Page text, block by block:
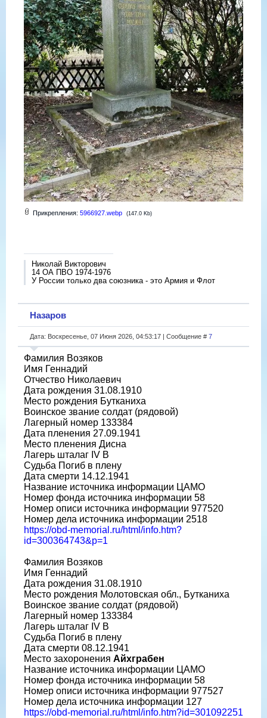
Прикрепления: 5966927.webp (147.0 Kb)
Николай Викторович
14 ОА ПВО 1974-1976
У России только два союзника - это Армия и Флот
Назаров
Дата: Воскресенье, 07 Июня 2026, 04:53:17 | Сообщение # 7
Фамилия Возяков
Имя Геннадий
Отчество Николаевич
Дата рождения 31.08.1910
Место рождения Бутканиха
Воинское звание солдат (рядовой)
Лагерный номер 133384
Дата пленения 27.09.1941
Место пленения Дисна
Лагерь шталаг IV B
Судьба Погиб в плену
Дата смерти 14.12.1941
Название источника информации ЦАМО
Номер фонда источника информации 58
Номер описи источника информации 977520
Номер дела источника информации 2518
https://obd-memorial.ru/html/info.htm?
id=300364743&p=1
Фамилия Возяков
Имя Геннадий
Дата рождения 31.08.1910
Место рождения Молотовская обл., Бутканиха
Воинское звание солдат (рядовой)
Лагерный номер 133384
Лагерь шталаг IV B
Судьба Погиб в плену
Дата смерти 08.12.1941
Место захоронения Айхграбен
Название источника информации ЦАМО
Номер фонда источника информации 58
Номер описи источника информации 977527
Номер дела источника информации 127
https://obd-memorial.ru/html/info.htm?id=301092251